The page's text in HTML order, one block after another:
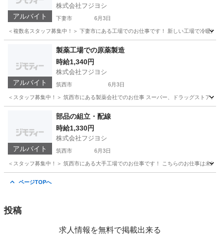
アルバイト
株式会社フジヨシ
下妻市 6月3日
＜複数名スタッフ募集中！＞ 下妻市にある工場でのお仕事です！ 新しい工場で冷暖
軽作業 時給
アルバイト
製薬工場での原薬製造
時給1,340円
株式会社フジヨシ
筑西市 6月3日
＜スタッフ募集中！＞ 筑西市にある製薬会社でのお仕事 スーパー、ドラッグストア
その他 スタッフ
アルバイト
部品の組立・配線
時給1,330円
株式会社フジヨシ
筑西市 6月3日
＜スタッフ募集中！＞ 筑西市にある大手工場でのお仕事です！ こちらのお仕事は
ページTOPへ
投稿
求人情報を無料で掲載出来る